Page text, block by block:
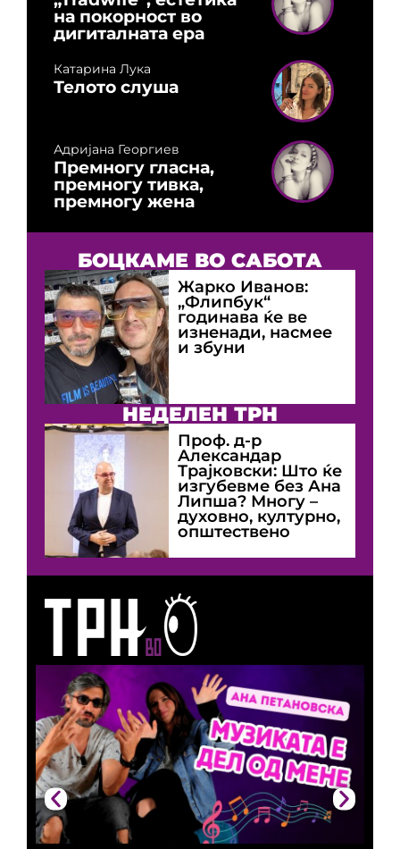
на покорност во
дигиталната ера
Катарина Лука
Телото слуша
Адријана Георгиев
Премногу гласна,
премногу тивка,
премногу жена
БОЦКАМЕ ВО САБОТА
Жарко Иванов:
„Флипбук“
годинава ќе ве
изненади, насмее
и збуни
НЕДЕЛЕН ТРН
Проф. д-р
Александар
Трајковски: Што ќе
изгубевме без Ана
Липша? Многу –
духовно, културно,
општествено